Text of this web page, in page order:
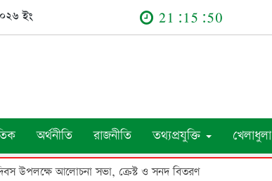
ইং 21:15:51
অর্থনীতি রাজনীতি তথ্যপ্রযুক্তি খেলাধুলা
দিবস উপলক্ষে আলোচনা সভা, ক্রেস্ট ও সনদ বিতরণ